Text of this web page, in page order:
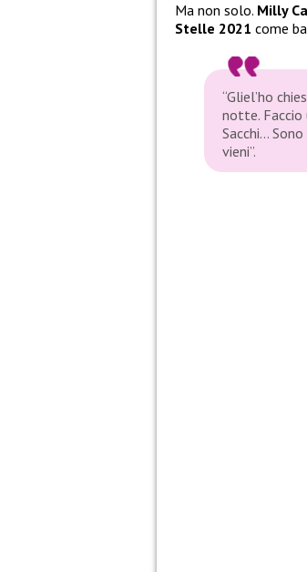
Ma non solo. Milly
Stelle 2021 come
“Gliel’ho
notte. Faccio
Sacchi…
vieni”.